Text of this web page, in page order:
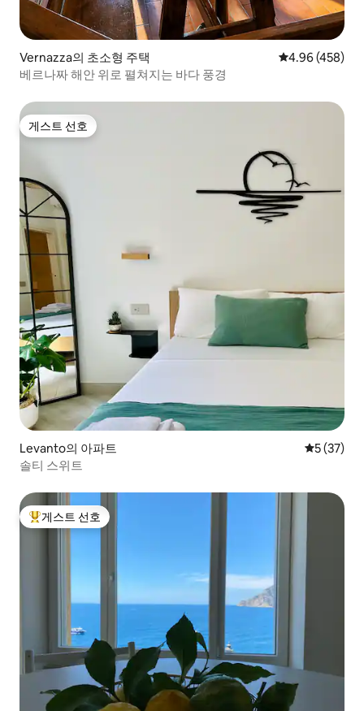
Vernazza의 초소형 주택 평점 4.96점(5
4.96 (458)
베르나짜 해안 위로 펼쳐지는 바다 풍경
게스트 선호
게스트 선호
Levanto의 아파트 평점 5점
5 (37)
솔티 스위트
상위 게스트 선호
게스트 선호